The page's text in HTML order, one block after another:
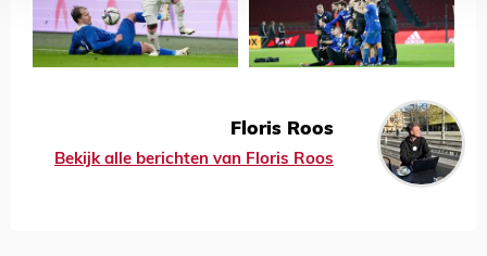
Floris Roos
Bekijk alle berichten van Floris Roos